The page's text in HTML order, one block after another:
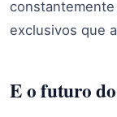
exclusivos que
E o futuro